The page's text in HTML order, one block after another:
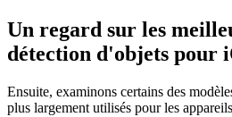
Un regard sur les
détection d'objets pour
Ensuite, examinons certains des
plus largement utilisés pour les